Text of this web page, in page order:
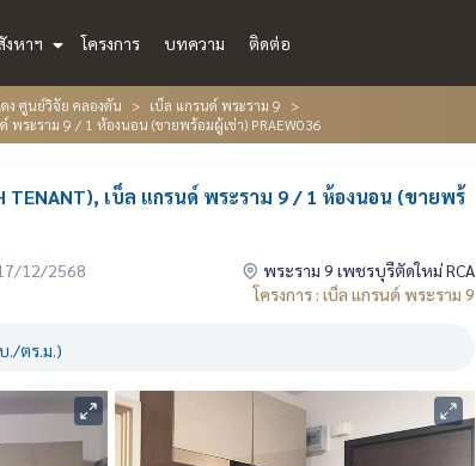
งหาฯ โครงการ บทความ ติดต่อ
ง ศูนย์วิจัย คลองตัน
เบ็ล แกรนด์ พระราม 9
พระราม 9 / 1 ห้องนอน (ขายพร้อมผู้เช่า) PRAEW036
TENANT), เบ็ล แกรนด์ พระราม 9 / 1 ห้องนอน (ขายพร้
12/2568
พระราม 9 เพชรบุรีตัดใหม่ RCA
โครงการ : เบ็ล แกรนด์ พระราม 9
./ตร.ม.)